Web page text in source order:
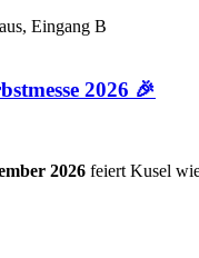
Eingang B
2026 🎉
2026 feiert Kusel